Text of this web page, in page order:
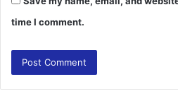
time I comment.